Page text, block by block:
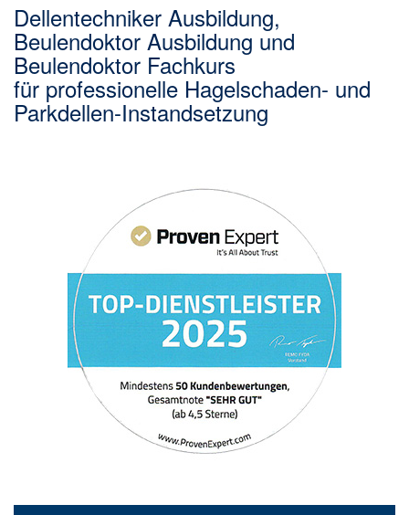
Dellentechniker Ausbildung,
Beulendoktor Ausbildung und
Beulendoktor Fachkurs
für professionelle Hagelschaden- und
Parkdellen-Instandsetzung